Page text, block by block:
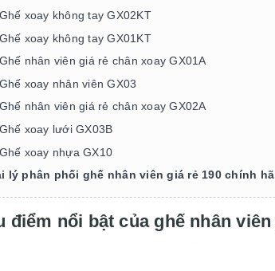
Ghế xoay không tay GX02KT
Ghế xoay không tay GX01KT
Ghế nhân viên giá rẻ chân xoay GX01A
Ghế xoay nhân viên GX03
Ghế nhân viên giá rẻ chân xoay GX02A
Ghế xoay lưới GX03B
Ghế xoay nhựa GX10
lý phân phối ghế nhân viên giá rẻ 190 chính
điểm nổi bật của ghế nhân viên